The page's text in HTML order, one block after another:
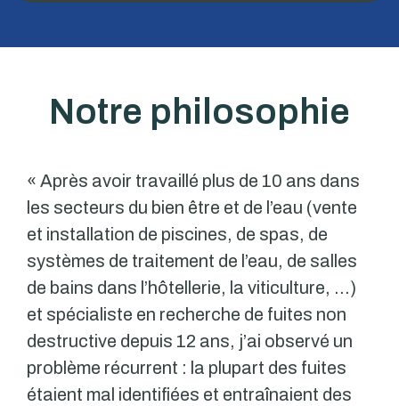
Notre philosophie
« Après avoir travaillé plus de 10 ans dans
les secteurs du bien être et de l’eau (vente
et installation de piscines, de spas, de
systèmes de traitement de l’eau, de salles
de bains dans l’hôtellerie, la viticulture, …)
et spécialiste en recherche de fuites non
destructive depuis 12 ans, j’ai observé un
problème récurrent : la plupart des fuites
étaient mal identifiées et entraînaient des